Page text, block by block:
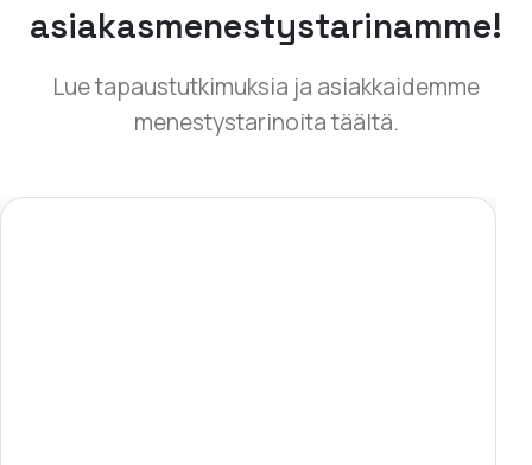
asiakasmenestystarinamme!
Lue tapaustutkimuksia ja asiakkaidemme
menestystarinoita täältä.